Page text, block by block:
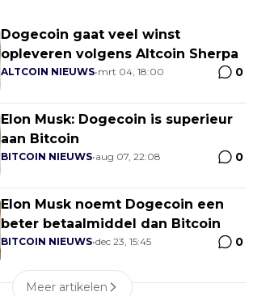
Dogecoin gaat veel winst
opleveren volgens Altcoin Sherpa
ALTCOIN NIEUWS•mrt 04, 18:00 0
Elon Musk: Dogecoin is superieur
aan Bitcoin
BITCOIN NIEUWS•aug 07, 22:08 0
Elon Musk noemt Dogecoin een
beter betaalmiddel dan Bitcoin
BITCOIN NIEUWS•dec 23, 15:45 0
Meer artikelen